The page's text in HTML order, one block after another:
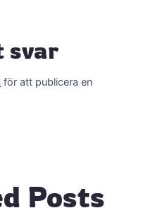
svar
för att publicera en
Posts